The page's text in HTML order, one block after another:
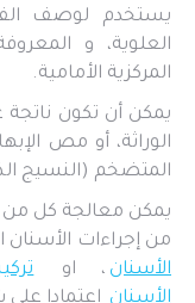
يستخدم لوصف
العلوية، و
المركزية الأمامية.
يمكن أن تكون
الوراثة، أو مص
المتضخم (النسيج
يمكن معالجة كل من
من إجراءات الأسنان
الأسنان ، او
الأسنان اعتمادا على